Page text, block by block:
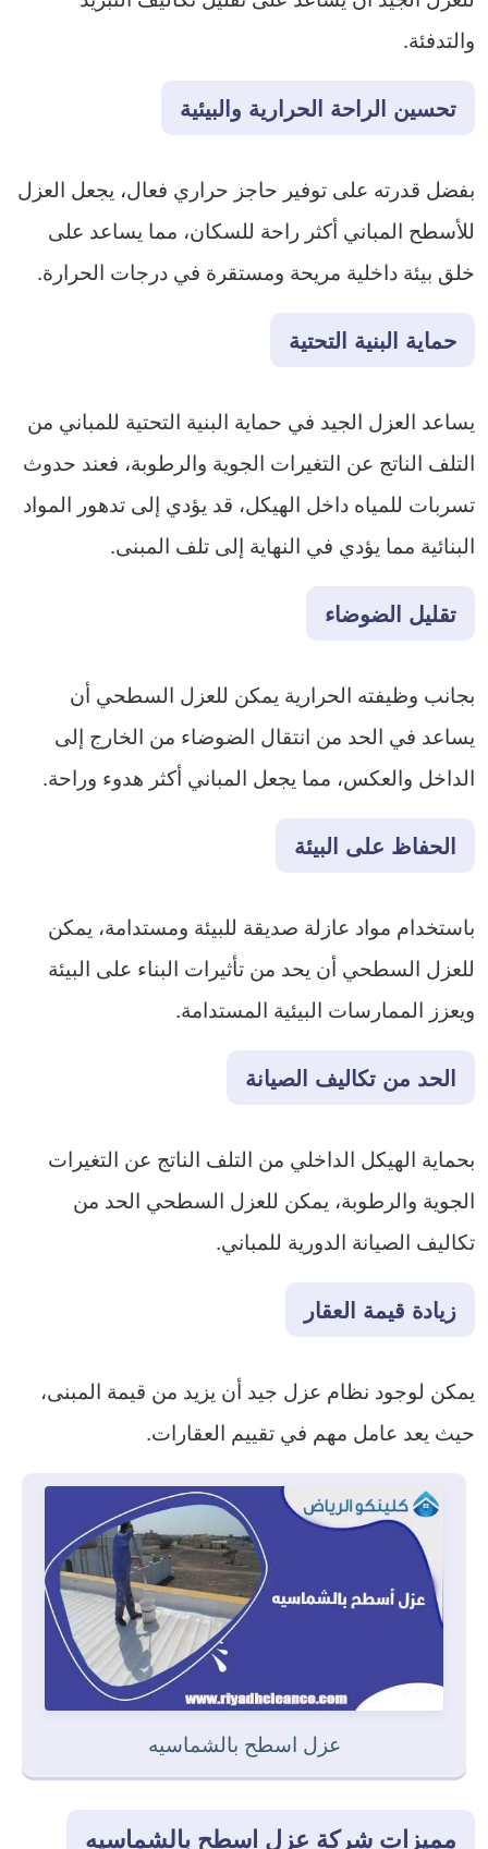
والتدفئة.
تحسين الراحة الحرارية والبيئية
بفضل قدرته على توفير حاجز حراري فعال، يجعل العزل
للأسطح المباني أكثر راحة للسكان، مما يساعد على
خلق بيئة داخلية مريحة ومستقرة في درجات الحرارة.
حماية البنية التحتية
يساعد العزل الجيد في حماية البنية التحتية للمباني من
التلف الناتج عن التغيرات الجوية والرطوبة، فعند حدوث
تسربات للمياه داخل الهيكل، قد يؤدي إلى تدهور المواد
البنائية مما يؤدي في النهاية إلى تلف المبنى.
تقليل الضوضاء
بجانب وظيفته الحرارية يمكن للعزل السطحي أن
يساعد في الحد من انتقال الضوضاء من الخارج إلى
الداخل والعكس، مما يجعل المباني أكثر هدوء وراحة.
الحفاظ على البيئة
باستخدام مواد عازلة صديقة للبيئة ومستدامة، يمكن
للعزل السطحي أن يحد من تأثيرات البناء على البيئة
ويعزز الممارسات البيئية المستدامة.
الحد من تكاليف الصيانة
بحماية الهيكل الداخلي من التلف الناتج عن التغيرات
الجوية والرطوبة، يمكن للعزل السطحي الحد من
تكاليف الصيانة الدورية للمباني.
زيادة قيمة العقار
يمكن لوجود نظام عزل جيد أن يزيد من قيمة المبنى،
حيث يعد عامل مهم في تقييم العقارات.
عزل اسطح بالشماسيه
مميزات شركة عزل اسطح بالشماسيه